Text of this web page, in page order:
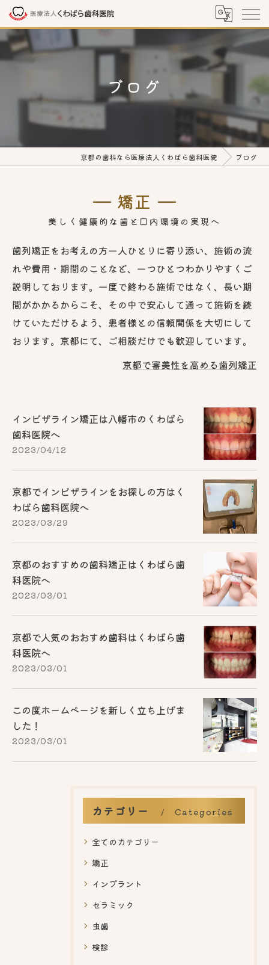
ブログ
京都の歯科なら医療法人くわばら歯科医院 ブログ
矯正
美しく健康的な歯と口内環境の実現へ
歯列矯正をお考えの方一人ひとりに寄り添い、施術の流
れや費用・期間のことなど、一つひとつわかりやすくご
説明しております。一度で終わる施術ではなく、長い期
間がかかるからこそ、その中で安心して通って施術を続
けていただけるよう、患者様との信頼関係を大切にして
おります。京都にて、ご相談だけでも歓迎しています。
京都で審美性を高める歯列矯正
インビザライン矯正は八幡市のくわばら
歯科医院へ
2023/04/12
京都でインビザラインをお探しの方はく
わばら歯科医院へ
2023/03/29
京都のおすすめの歯科矯正はくわばら歯
科医院へ
2023/03/01
京都で人気のおおすめ歯科はくわばら歯
科医院へ
2023/03/01
この度ホームページを新しく立ち上げま
した！
2023/03/01
カテゴリー Categories
全てのカテゴリー
矯正
インプラント
セラミック
虫歯
検診